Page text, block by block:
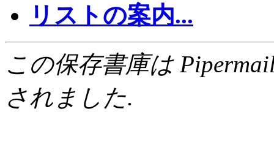
リストの案内...
この保存書庫は
されました.